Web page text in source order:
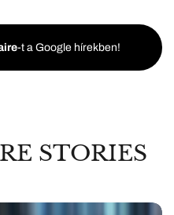
-t a Google hírekben!
STORIES